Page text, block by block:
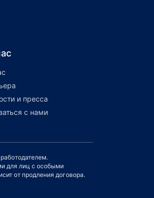
и пресса
с нами
для лиц с особыми
от продления договора.